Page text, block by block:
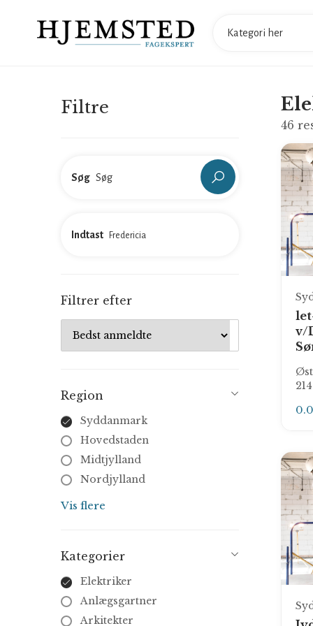
Filtre
Søg
Indtast
Filtrer efter
Region
Syddanmark
Hovedstaden
Midtjylland
Nordjylland
Sjælland
Vis flere
Kategorier
Elektriker
Anlægsgartner
Arkitekter
46
v/
0.0